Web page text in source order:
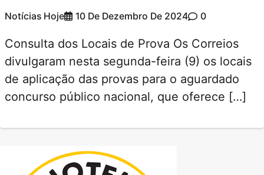
Notícias Hoje 10 De Dezembro De 2024 0
Consulta dos Locais de Prova Os Correios
divulgaram nesta segunda-feira (9) os locais
de aplicação das provas para o aguardado
concurso público nacional, que oferece […]